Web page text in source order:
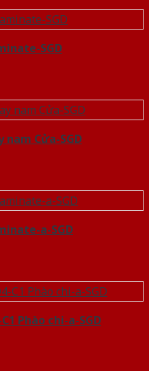
SGD
nam Cửa-SGD
a-SGD
Phào chi-a-SGD